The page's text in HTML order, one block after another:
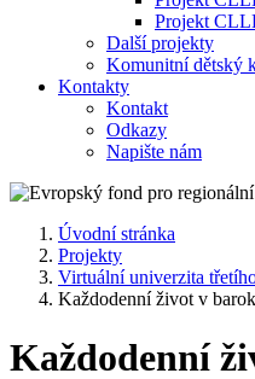
Projekt
Další projekty
Komunitní dětský
Kontakty
Kontakt
Odkazy
Napište nám
Úvodní stránka
Projekty
Virtuální univerzita
Každodenní život v
Každodenní